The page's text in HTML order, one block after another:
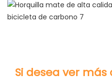
Si desea ver